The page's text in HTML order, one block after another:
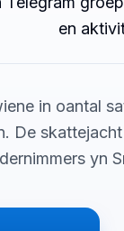
en
in oantal
De
yn